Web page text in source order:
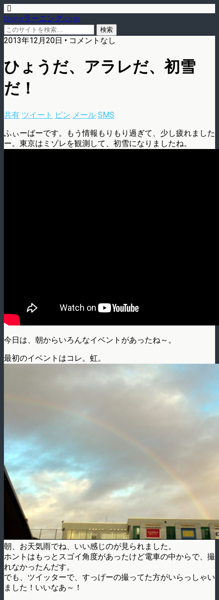
blog.eラーニング.co.jp
2013年12月20日 • コメントなし
ひょうだ、アラレだ、初雪
だ！
共有 ツイート ピン メール SMS
ふぃーばーです。もう情報もりもり過ぎて、少し疲れました
ー。東京はミゾレを観測して­、初雪になりましたね。
今日は、朝からいろんなイベントがあったね～。
最初のイベントはコレ。虹。
朝、お天気雨でね、いい感じのが見られました。
ホントはもっとスゴイ角度があったけど電車の中からで、撮
れなかったんだす。
でも、ツイッターで、すっげーの撮ってた方がいらっしゃい
ました！いいなあ～！